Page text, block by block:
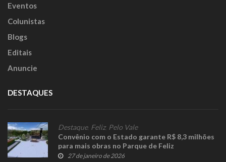
Eventos
Colunistas
Blogs
Editais
Anuncie
DESTAQUES
Destaque, Feliz, Pelo Vale
Convênio com o Estado garante R$ 8,3 milhões
para mais obras no Parque de Feliz
27 de janeiro de 2026